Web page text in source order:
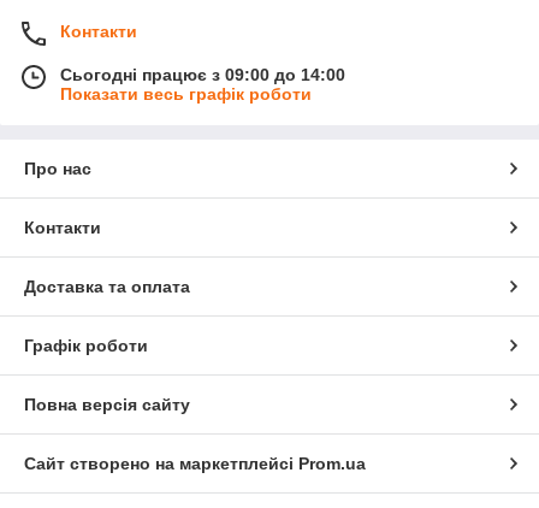
Контакти
Сьогодні працює з 09:00 до 14:00
Показати весь графік роботи
Про нас
Контакти
Доставка та оплата
Графік роботи
Повна версія сайту
Сайт створено на маркетплейсі Prom.ua